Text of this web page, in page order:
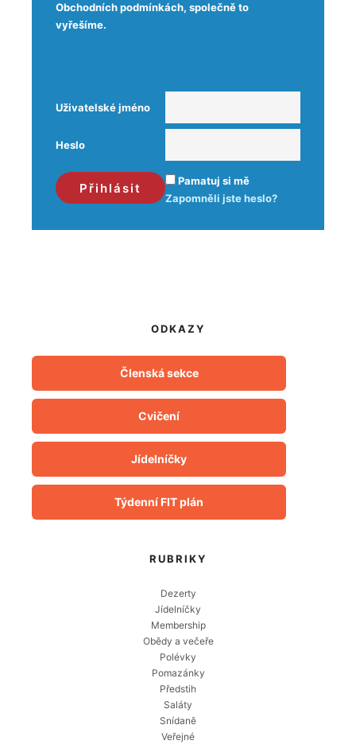
Obchodních podmínkách, společně to
vyřešíme.
Uživatelské jméno
Heslo
Pamatuj si mě
Zapomněli jste heslo?
ODKAZY
Členská sekce
Cvičení
Jídelníčky
Týdenní FIT plán
RUBRIKY
Dezerty
Jídelníčky
Membership
Obědy a večeře
Polévky
Pomazánky
Předstih
Saláty
Snídaně
Veřejné